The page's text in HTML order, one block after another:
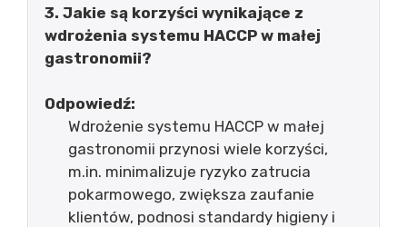
3. Jakie są korzyści wynikające z
wdrożenia systemu HACCP w małej
gastronomii?
Odpowiedź:
Wdrożenie systemu HACCP w małej
gastronomii przynosi wiele korzyści,
m.in. minimalizuje ryzyko zatrucia
pokarmowego, zwiększa zaufanie
klientów, podnosi standardy higieny i